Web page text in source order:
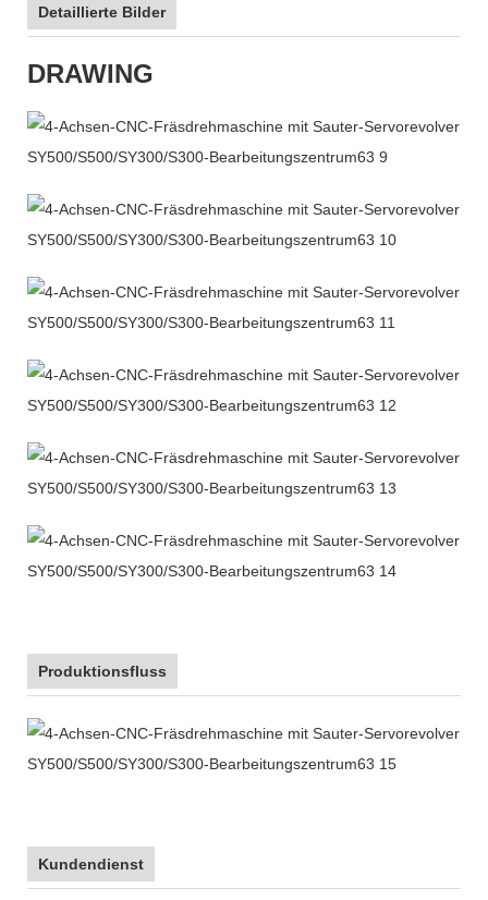
Detaillierte Bilder
DRAWING
Produktionsfluss
Kundendienst